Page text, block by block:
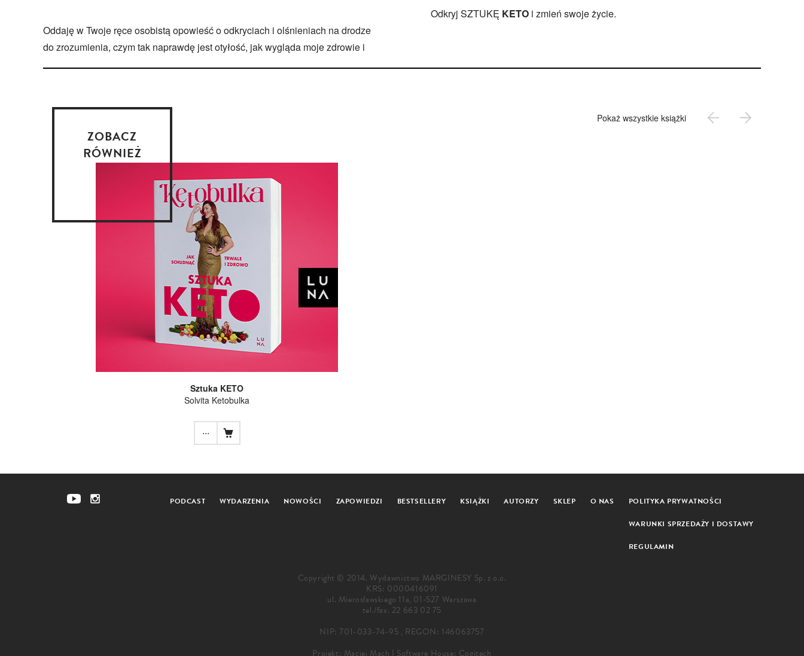
Oddaję w Twoje ręce osobistą opowieść o odkryciach i olśnieniach na drodze
do zrozumienia, czym tak naprawdę jest otyłość, jak wygląda moje zdrowie i
Odkryj SZTUKĘ KETOi zmień swoje życie.
ZOBACZ
RÓWNIEŻ
Pokaż wszystkie książki
Sztuka KETO
Solvita Ketobulka
...
PODCAST WYDARZENIA NOWOŚCI ZAPOWIEDZI BESTSELLERY KSIĄŻKI AUTORZY SKLEP O NAS POLITYKA PRYWATNOŚCI
WARUNKI SPRZEDAŻY I DOSTAWY
REGULAMIN
Copyright © 2014. Wydawnictwo MARGINESY Sp. z o.o.
KRS: 0000416091
ul. Mierosławskiego 11a, 01-527 Warszawa
tel./fax. 22 663 02 75
NIP: 701-033-74-95 , REGON: 146063757
Projekt: Maciej Mach | Software House: Cogitech